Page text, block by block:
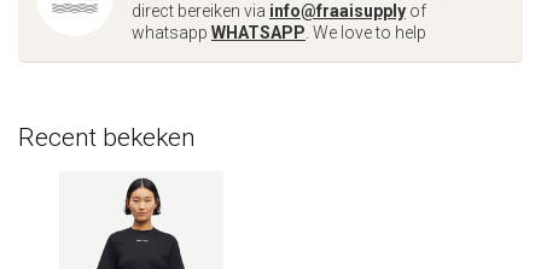
direct bereiken via info@fraaisupply of
whatsapp WHATSAPP . We love to help
Recent bekeken